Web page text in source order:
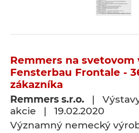
Remmers na
Fensterbau Frontale -
zákazníka
Remmers s.r.o. |
akcie | 19.02.2020
Významný nemecký